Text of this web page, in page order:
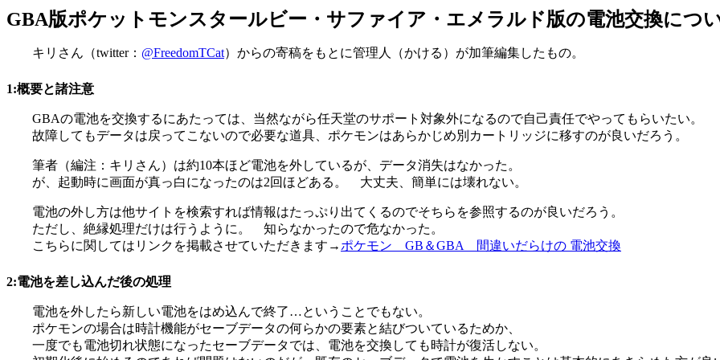
GBA版ポケットモンスタールビー・サファイア・エメラルド版の電池交換につ
キリさん（twitter： @FreedomTCat）からの寄稿をもとに管理人（かける）が加筆編集したもの。
1:概要と諸注意
GBAの電池を交換するにあたっては、当然ながら任天堂のサポート対象外になるので自己責任でやってもらいたい。
故障してもデータは戻ってこないので必要な道具、ポケモンはあらかじめ別カートリッジに移すのが良いだろう。
筆者（編注：キリさん）は約10本ほど電池を外しているが、データ消失はなかった。
が、起動時に画面が真っ白になったのは2回ほどある。 大丈夫、簡単には壊れない。
電池の外し方は他サイトを検索すれば情報はたっぷり出てくるのでそちらを参照するのが良いだろう。
ただし、絶縁処理だけは行うように。 知らなかったので危なかった。
こちらに関してはリンクを掲載させていただきます→ ポケモン GB＆GBA 間違いだらけの 電池交換
2:電池を差し込んだ後の処理
電池を外したら新しい電池をはめ込んで終了…ということでもない。
ポケモンの場合は時計機能がセーブデータの何らかの要素と結びついているためか、
一度でも電池切れ状態になったセーブデータでは、電池を交換しても時計が復活しない。